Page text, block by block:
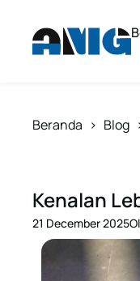
Beranda > Blog
Kenalan
21 December 2025